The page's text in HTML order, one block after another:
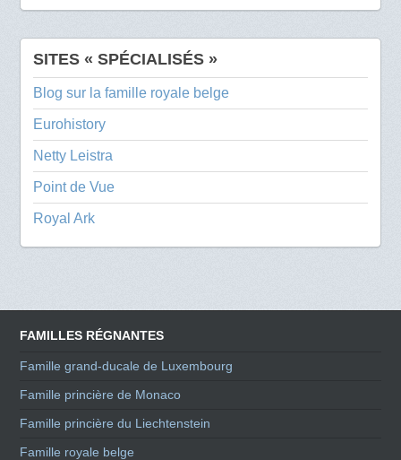
SITES « SPÉCIALISÉS »
Blog sur la famille royale belge
Eurohistory
Netty Leistra
Point de Vue
Royal Ark
FAMILLES RÉGNANTES
Famille grand-ducale de Luxembourg
Famille princière de Monaco
Famille princière du Liechtenstein
Famille royale belge